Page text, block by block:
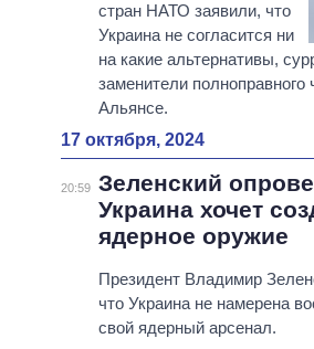
стран НАТО заявили, что
Украина не согласится ни
на какие альтернативы,
заменители полноправного
Альянсе.
17 октября, 2024
20:59 Зеленский
Украина хочет
ядерное оружие
Президент Владимир
что Украина не намерена
свой ядерный арсенал.